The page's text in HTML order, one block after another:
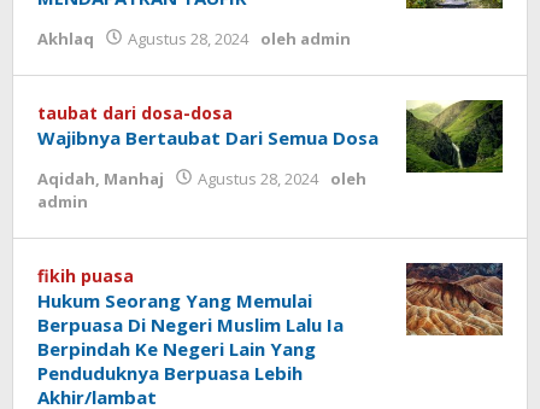
Akhlaq Agustus 28, 2024 oleh admin
taubat dari dosa-dosa
Wajibnya Bertaubat Dari Semua Dosa
Aqidah, Manhaj Agustus 28, 2024
oleh
admin
fikih puasa
Hukum Seorang Yang Memulai
Berpuasa Di Negeri Muslim Lalu Ia
Berpindah Ke Negeri Lain Yang
Penduduknya Berpuasa Lebih
Akhir/lambat